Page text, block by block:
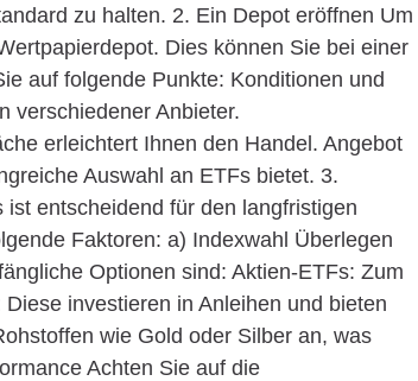
zu halten. 2. Ein Depot eröffnen Um
Dies können Sie bei einer
auf folgende Punkte: Konditionen und
verschiedener Anbieter.
erleichtert Ihnen den Handel. Angebot
Auswahl an ETFs bietet. 3.
entscheidend für den langfristigen
Faktoren: a) Indexwahl Überlegen
Optionen sind: Aktien-ETFs: Zum
investieren in Anleihen und bieten
wie Gold oder Silber an, was
Achten Sie auf die